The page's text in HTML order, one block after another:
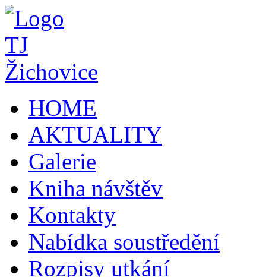
HOME
AKTUALITY
Galerie
Kniha návštěv
Kontakty
Nabídka soustředění
Rozpisy utkání